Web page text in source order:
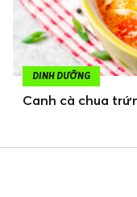
DINH DƯỠNG
Canh cà chua